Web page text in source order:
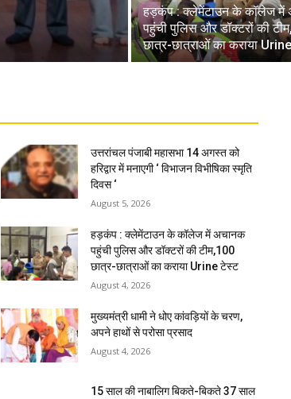
हड़कंप : क्लेमेंटाउन के कॉलेज में
पहुंची पुलिस और डॉक्टरों की
छात्र-छात्राओं का कराया
उत्तरांचल पंजाबी महासभा 14 अगस्त को
हरिद्वार में मनाएगी ‘ विभाजन विभीषिका स्मृति
दिवस ‘
August 5, 2026
हड़कंप : क्लेमेंटाउन के कॉलेज में अचानक
पहुंची पुलिस और डॉक्टरों की टीम,100
छात्र-छात्राओं का कराया Urine टेस्ट
August 4, 2026
मुख्यमंत्री धामी ने धोए कांवड़ियों के चरण,
अपने हाथों से परोसा प्रसाद
August 4, 2026
15 साल की नाबालिग बिकते-बिकते 37 साल